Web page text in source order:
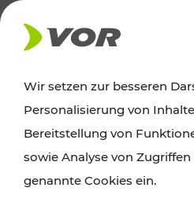
AKTUELLES
Ausflugstipps
Wien, Niederösterreich und
Wir setzen zur besseren
Personalisierung von
Bereitstellung von
sowie Analyse von
genannte Cookies ein.